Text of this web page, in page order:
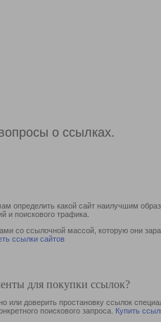
о ссылках.
определить какой сайт наилучшим
и поискового трафика.
со ссылочной массой, которую они
ссылки сайтов
для покупки ссылок?
или доверить простановку ссылок
поискового запроса. Купить